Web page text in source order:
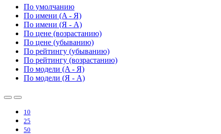
По умолчанию
По имени (A - Я)
По имени (Я - A)
По цене (возрастанию)
По цене (убыванию)
По рейтингу (убыванию)
По рейтингу (возрастанию)
По модели (A - Я)
По модели (Я - A)
10
25
50